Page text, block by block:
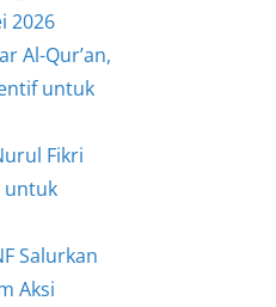
2026
Al-Qur’an,
untuk
Fikri
untuk
Salurkan
Aksi